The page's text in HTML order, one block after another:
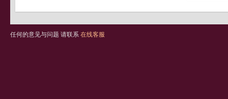
任何的意见与问题 请联系 在线客服